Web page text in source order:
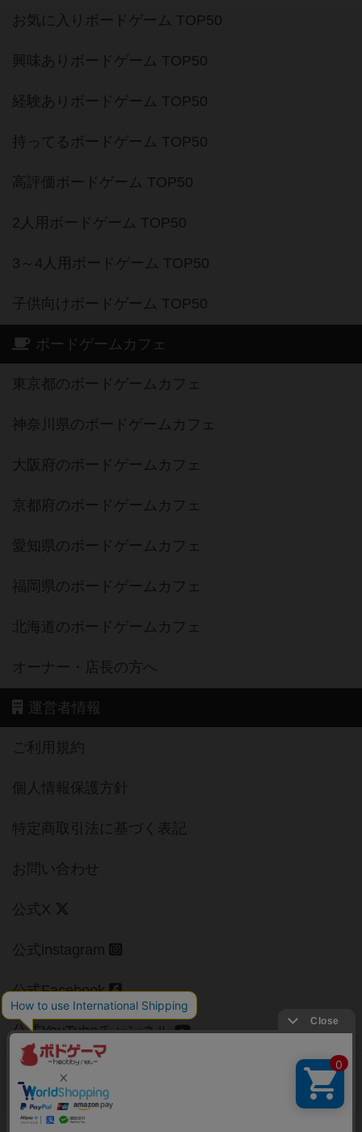
お気に入りボードゲーム TOP50
興味ありボードゲーム TOP50
経験ありボードゲーム TOP50
持ってるボードゲーム TOP50
高評価ボードゲーム TOP50
2人用ボードゲーム TOP50
3～4人用ボードゲーム TOP50
子供向けボードゲーム TOP50
ボードゲームカフェ
東京都のボードゲームカフェ
神奈川県のボードゲームカフェ
大阪府のボードゲームカフェ
京都府のボードゲームカフェ
愛知県のボードゲームカフェ
福岡県のボードゲームカフェ
北海道のボードゲームカフェ
オーナー・店長の方へ
運営者情報
ご利用規約
個人情報保護方針
特定商取引法に基づく表記
お問い合わせ
公式X
公式instagram
公式Facebook
公式YouTubeチャンネル